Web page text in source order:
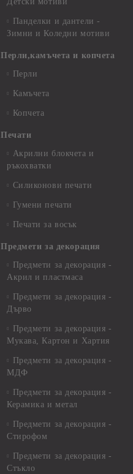
Панделки и дантели -
Зимни и Коледни мотиви
Перли,камъчета и копчета
Перли
Камъчета
Копчета
Печати
Акрилни блокчета и
ръкохватки
Силиконови печати
Гумени печати
Печати за восък
Предмети за декорация
Предмети за декорация -
Акрил и пластмаса
Предмети за декорация -
Дърво
Предмети за декорация -
Мукава, Картон и Хартия
Предмети за декорация -
МДФ
Предмети за декорация -
Керамика и метал
Предмети за декорация -
Стирофом
Предмети за декорация -
Стъкло